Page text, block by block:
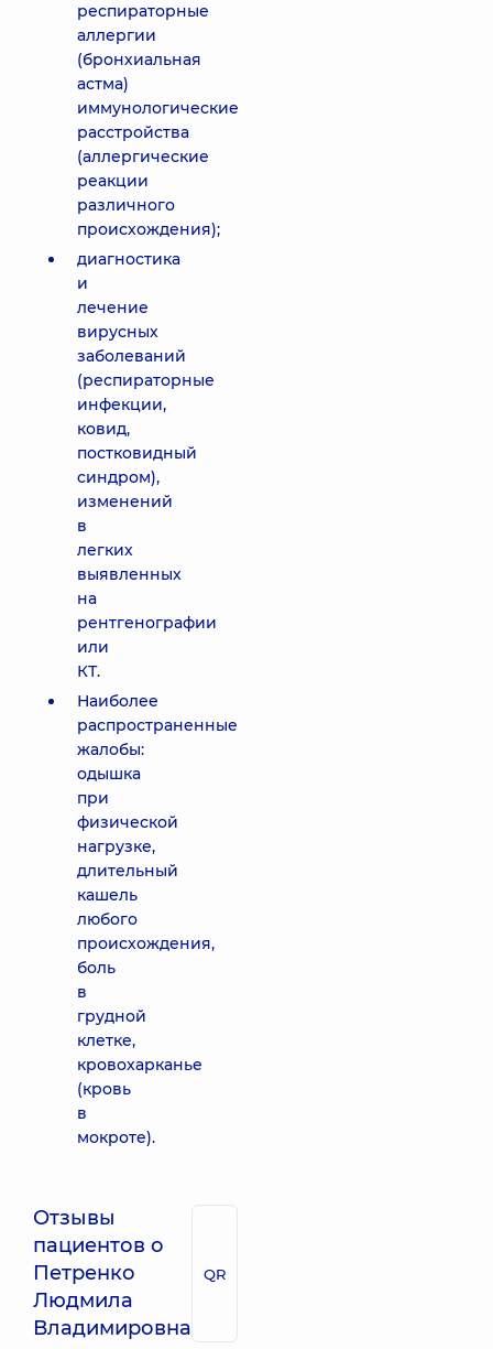
респираторные
аллергии
(бронхиальная
астма)
иммунологические
расстройства
(аллергические
реакции
различного
происхождения);
диагностика
и
лечение
вирусных
заболеваний
(респираторные
инфекции,
ковид,
постковидный
синдром),
изменений
в
легких
выявленных
на
рентгенографии
или
КТ.
Наиболее
распространенные
жалобы:
одышка
при
физической
нагрузке,
длительный
кашель
любого
происхождения,
боль
в
грудной
клетке,
кровохарканье
(кровь
в
мокроте).
Отзывы
пациентов о
Петренко
Людмила
Владимировна
QR